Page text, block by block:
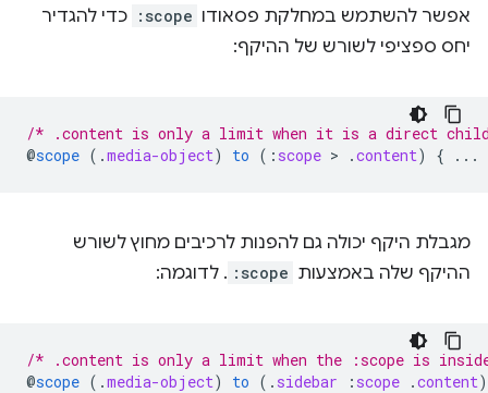
אפשר להשתמש במחלקת פסאודו :scope כדי להגדיר
יחס ספציפי לשורש של ההיקף:
/* .content is only a limit when it is a direct
@scope ( .media-object) to ( : scope > .content) { ...
מגבלת היקף יכולה גם להפנות לרכיבים מחוץ לשורש
ההיקף שלה באמצעות :scope . לדוגמה:
/* .content is only a limit when the :scope is
@scope ( .media-object) to ( . sidebar : scope .content)